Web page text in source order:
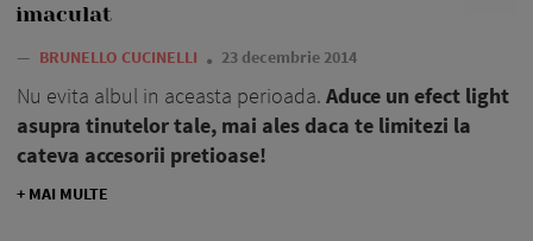
imaculat
— BRUNELLO CUCINELLI 23 decembrie 2014
Nu evita albul in aceasta perioada. Aduce un efect light
asupra tinutelor tale, mai ales daca te limitezi la
cateva accesorii pretioase!
+ MAI MULTE